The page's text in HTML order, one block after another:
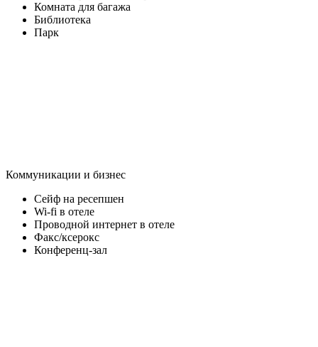
Комната для багажа
Библиотека
Парк
Коммуникации и бизнес
Сейф на ресепшен
Wi-fi в отеле
Проводной интернет в отеле
Факс/ксерокс
Конференц-зал